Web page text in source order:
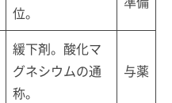
位。
緩下剤。酸化マ
グネシウムの通
称。
与薬